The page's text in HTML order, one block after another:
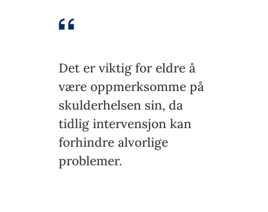
Det er viktig for eldre å
være oppmerksomme på
skulderhelsen sin, da
tidlig intervensjon kan
forhindre alvorlige
problemer.